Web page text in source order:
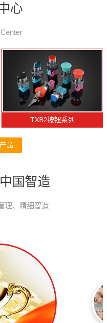
心
TXB2按钮系列
品
国智造
理、精细智造